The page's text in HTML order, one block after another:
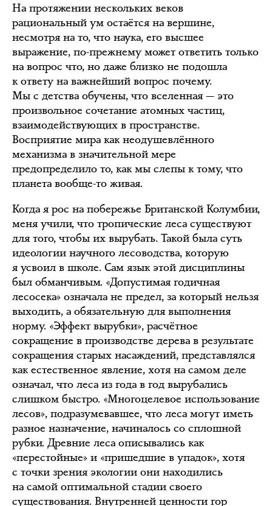
На протяжении нескольких веков
рациональный ум остаётся на вершине,
несмотря на то, что наука, его высшее
выражение, по-прежнему может ответить только
на вопрос что, но даже близко не подошла
к ответу на важнейший вопрос почему.
Мы с детства обучены, что вселенная — это
произвольное сочетание атомных частиц,
взаимодействующих в пространстве.
Восприятие мира как неодушевлённого
механизма в значительной мере
предопределило то, как мы слепы к тому, что
планета вообще-то живая.
Когда я рос на побережье Британской Колумбии,
меня учили, что тропические леса существуют
для того, чтобы их вырубать. Такой была суть
идеологии научного лесоводства, которую
я усвоил в школе. Сам язык этой дисциплины
был обманчивым. «Допустимая годичная
лесосека» означала не предел, за который нельзя
выходить, а обязательную для выполнения
норму. «Эффект вырубки», расчётное
сокращение в производстве дерева в результате
сокращения старых насаждений, представлялся
как естественное явление, хотя на самом деле
означал, что леса из года в год вырубались
слишком быстро. «Многоцелевое использование
лесов», подразумевавшее, что леса могут иметь
разное назначение, начиналось со сплошной
рубки. Древние леса описывались как
«перестойные» и «пришедшие в упадок», хотя
с точки зрения экологии они находились
на самой оптимальной стадии своего
существования. Внутренней ценности гор